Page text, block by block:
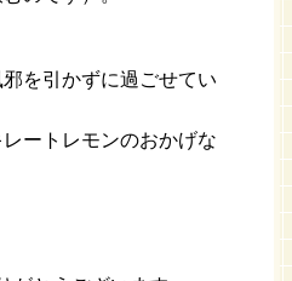
を引かずに過ごせてい
ートレモンのおかげな